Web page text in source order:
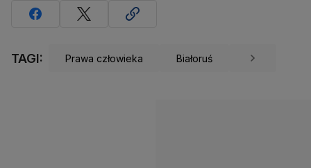
TAGI: Prawa człowieka Białoruś